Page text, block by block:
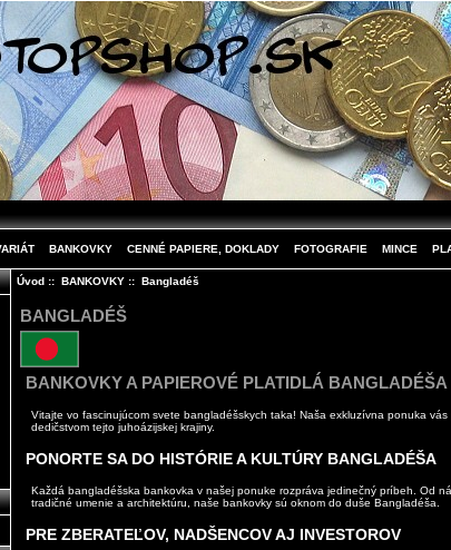
BANKOVKY CENNÉ PAPIERE, DOKLADY FOTOGRAFIE MINCE
Úvod:: BANKOVKY:: Bangladéš
BANGLADÉŠ
BANKOVKY A PAPIEROVÉ PLATIDLÁ BANGLADÉŠA
Vitajte vo fascinujúcom svete bangladéšskych taka! Naša exkluzívna ponuka
dedičstvom tejto juhoázijskej krajiny.
PONORTE SA DO HISTÓRIE A KULTÚRY BANGLADÉŠA
Každá bangladéšska bankovka v našej ponuke rozpráva jedinečný príbeh. Od
tradičné umenie a architektúru, naše bankovky sú oknom do duše Bangladéša.
PRE ZBERATEĽOV, NADŠENCOV AJ INVESTOROV